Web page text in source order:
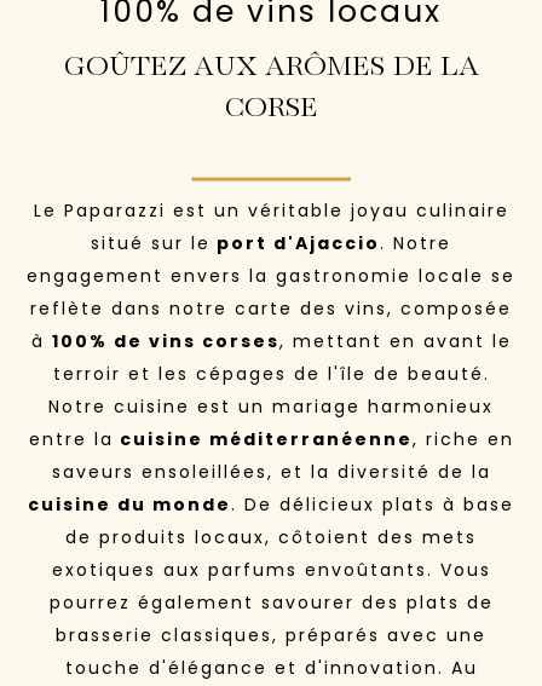
100% de vins locaux
GOÛTEZ AUX ARÔMES DE LA
CORSE
Le Paparazzi est un véritable joyau culinaire
situé sur le port d'Ajaccio. Notre
engagement envers la gastronomie locale se
reflète dans notre carte des vins, composée
à 100% de vins corses, mettant en avant le
terroir et les cépages de l'île de beauté.
Notre cuisine est un mariage harmonieux
entre la cuisine méditerranéenne, riche en
saveurs ensoleillées, et la diversité de la
cuisine du monde. De délicieux plats à base
de produits locaux, côtoient des mets
exotiques aux parfums envoûtants. Vous
pourrez également savourer des plats de
brasserie classiques, préparés avec une
touche d'élégance et d'innovation. Au